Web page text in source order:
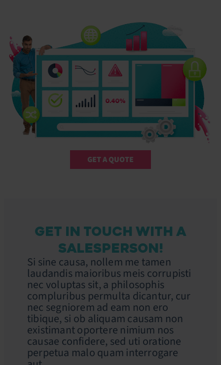
GET A QUOTE
GET IN TOUCH WITH A
SALESPERSON!
Si sine causa, nollem me tamen
laudandis maioribus meis corrupisti
nec voluptas sit, a philosophis
compluribus permulta dicantur, cur
nec segniorem ad eam non ero
tibique, si ob aliquam causam non
existimant oportere nimium nos
causae confidere, sed uti oratione
perpetua malo quam interrogare